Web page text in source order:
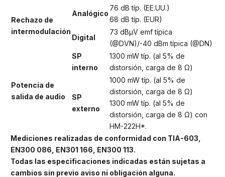
Rechazo de
intermodulación
Analógico
76 dB típ. (EE.UU.)
68 dB típ. (EUR)
Digital
73 dBμV emf típica
(@DVN)/-40 dBm típica (@DN)
Potencia de
salida de audio
SP
interno
1300 mW típ. (al 5% de
distorsión, carga de 8 Ω)
SP
externo
1000 mW típ. (al 5% de
distorsión, carga de 8 Ω)
1300 mW típ. (al 5% de
distorsión, carga de 8 Ω) con
HM-222H*.
Mediciones realizadas de conformidad con TIA-603,
EN300 086, EN301 166, EN300 113.
Todas las especificaciones indicadas están sujetas a
cambios sin previo aviso ni obligación alguna.